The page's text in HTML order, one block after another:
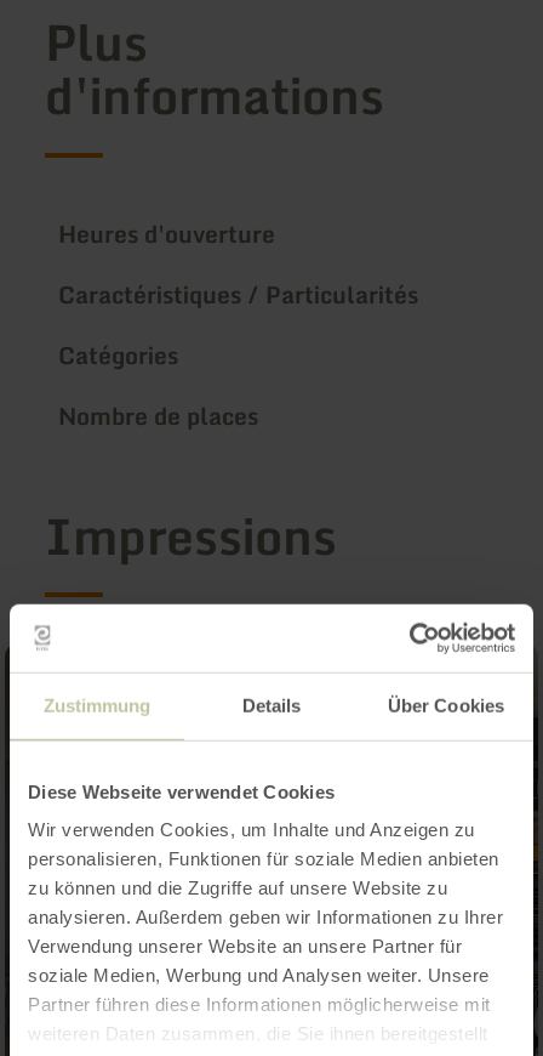
Zustimmung Details Über Cookies
Diese Webseite verwendet Cookies
Wir verwenden Cookies, um Inhalte und Anzeigen zu
personalisieren, Funktionen für soziale Medien anbieten
zu können und die Zugriffe auf unsere Website zu
analysieren. Außerdem geben wir Informationen zu Ihrer
Verwendung unserer Website an unsere Partner für
soziale Medien, Werbung und Analysen weiter. Unsere
Partner führen diese Informationen möglicherweise mit
weiteren Daten zusammen, die Sie ihnen bereitgestellt
Plus
d'informations
Heures d'ouverture
Caractéristiques / Particularités
Catégories
Nombre de places
Impressions